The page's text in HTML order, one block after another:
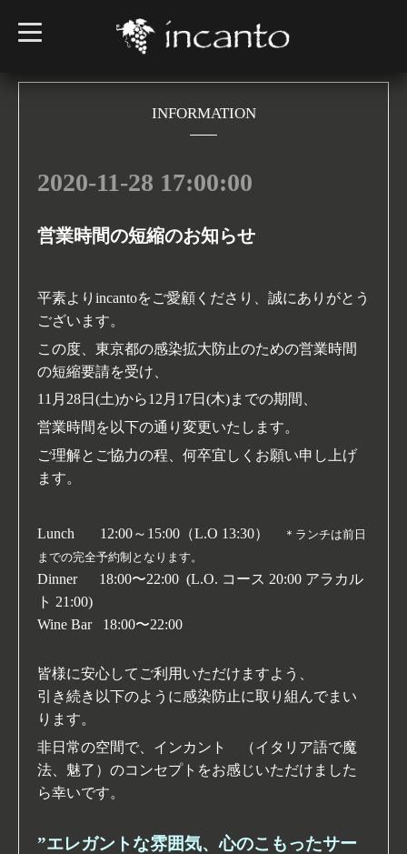
t
o
l
INFORMATION
2020-11-28 17:00:00
営業時間の短縮のお知らせ
平素よりincantoをご愛顧くださり
、誠にありがとう
ございます。
この度、東京都の感染拡大防止のための営業時間
の短縮要請を受け、
11月28日(土)から12月17日(木)までの期間
営業時間を以下の通り変更いたします。
ご理解とご協力の程、何卒宜しくお願い申し上げ
ます。
Lunch 12:00～15:00（L.O 13:30）
＊ランチは前日
までの完全予約制となります。
Dinner 18:00〜22:00 (L.O. コース 20:00 アラカル
ト 21:00)
Wine Bar 18:00〜22:00
皆様に安心してご利用いただけますよう、
引き続き以下のように感染防止に取り組んでまい
ります。
非日常の空間で、インカント （イタリア語で魔
法、魅了）のコンセプトをお感じいただけました
ら幸いです。
”エレガントな雰囲気、心のこもったサー